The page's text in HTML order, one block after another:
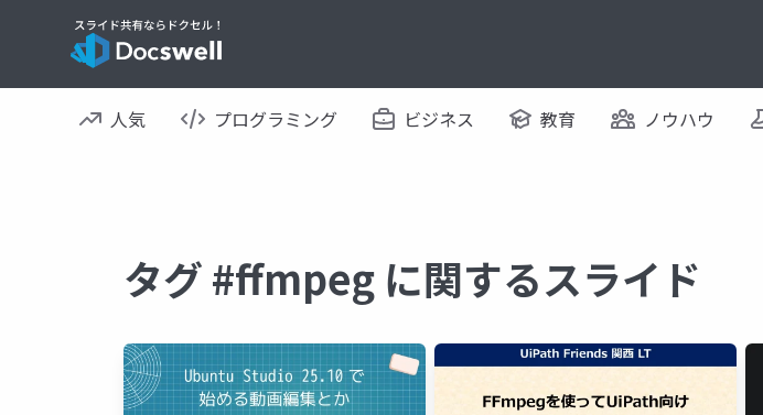
人気 プログラミング ビジネス 教育 ノウハウ
タグ #ffmpeg に関するスライド